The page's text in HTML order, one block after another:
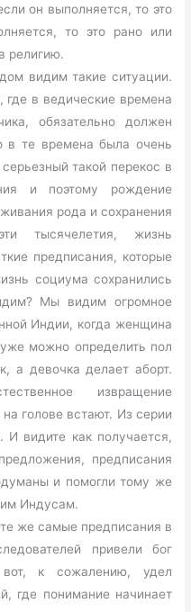
он выполняется, то это
то это рано или
религию.
видим такие ситуации.
в ведические времена
обязательно должен
в те времена была очень
такой перекос в
и поэтому рождение
рода и сохранения
тысячелетия, жизнь
предписания, которые
социума сохранились
Мы видим огромное
Индии, когда женщина
можно определить пол
а девочка делает аборт.
извращение
голове встают. Из серии
И видите как получается,
предписания
и помогли тому же
Индусам.
же самые предписания в
привели бог
к сожалению, удел
где понимание начинает